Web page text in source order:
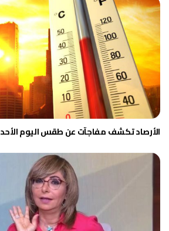
الأرصاد تكشف مفاجآت عن طقس اليوم الأحد